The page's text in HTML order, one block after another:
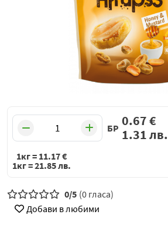
БР 0.67€
1.31лв.
1кг = 11.17€
1кг =21.85лв.
0/5 (0 гласа)
Добави в любими